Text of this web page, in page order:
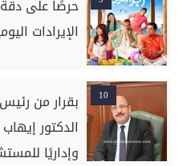
حرصًا على دقة
الإيرادات
10
بقرار من
الدكتور
وإداريًا